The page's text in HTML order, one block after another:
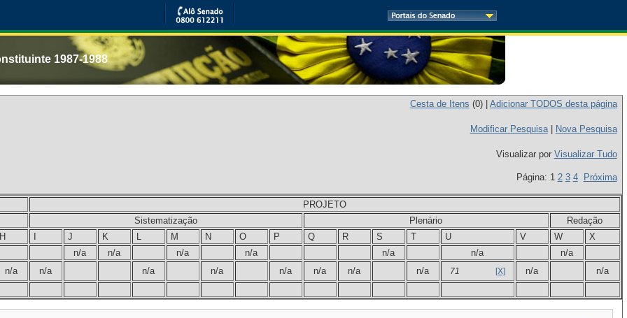
1987-1988
Cesta de Itens (0) | Adicionar TODOS desta página
Modificar Pesquisa| Nova Pesquisa
Visualizar por Visualizar Tudo
Página: 1 2 3 4 Próxima
PROJETO
Sistematização
Plenário
Redação
J K L M N O P Q R S T U V W
X
n/a
n/a n/a n/a n/a n/a
n/a
n/a
n/a n/a n/a n/a n/a n/a n/a 71 [X] n/a n/a